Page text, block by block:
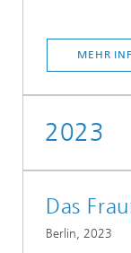
MEHR
2023
Das
Berlin, 2023